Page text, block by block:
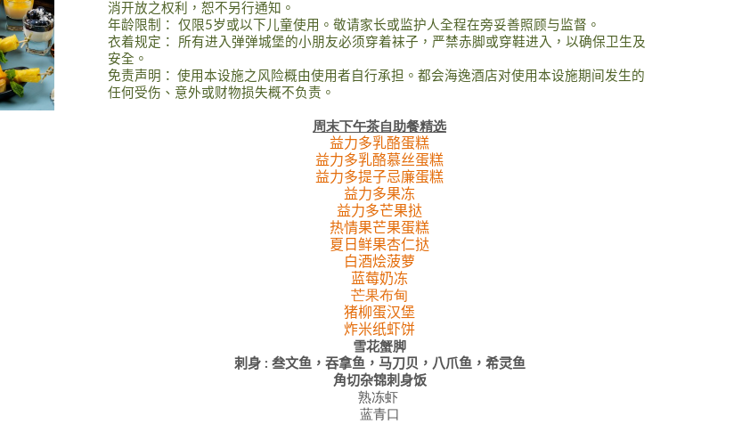
消开放之权利，恕不另行通知。
年龄限制：
仅限5岁或以下儿童使用。敬请家长或监护人全程在旁妥善照顾与监督。
衣着规定：
所有进入弹弹城堡的小朋友必须穿着袜子，严禁赤脚或穿鞋进入，以确保卫生及
安全。
免责声明： 使用本设施之风险概由使用者自行承担。都会海逸酒店对使用本设施期间发生的
任何受伤、意外或财物损失概不负责。
周末下午茶自 助餐精选
益力多乳酪蛋糕
益力多乳酪慕丝蛋糕
益力多提子忌廉蛋糕
益力多果冻
益力多芒果挞
热情果芒果蛋糕
夏日鲜果杏仁挞
白酒烩菠萝
蓝莓奶冻
芒果布甸
猪柳蛋汉堡
炸米纸虾饼
雪花蟹脚
刺身 : 叁文鱼，吞拿鱼，马刀贝，八爪鱼，希灵鱼
角切杂锦刺身饭
熟冻虾
蓝青口